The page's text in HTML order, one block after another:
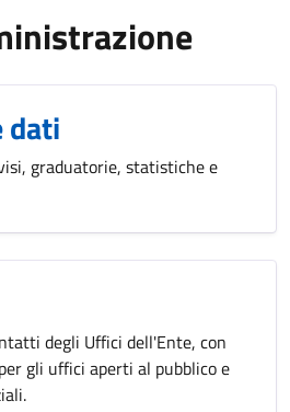
dati
graduatorie, statistiche e
degli Uffici dell'Ente, con
gli uffici aperti al pubblico e